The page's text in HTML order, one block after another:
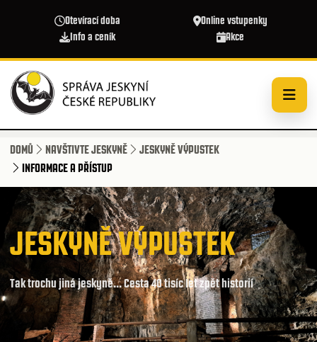
Otevírací doba
Online vstupenky
Info a ceník
Akce
DOMŮ NAVŠTIVTE JESKYNĚ
JESKYNĚ VÝPUSTEK
INFORMACE A PŘÍSTUP
JESKYNĚ VÝPUSTEK
Tak trochu jiná jeskyně... Cesta 40 tisíc let zpět historií